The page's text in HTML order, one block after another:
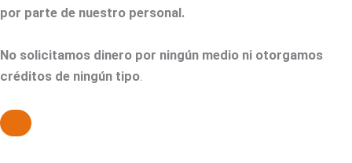
por parte de nuestro personal.
No solicitamos dinero por ningún medio ni otorgamos
créditos de ningún tipo.